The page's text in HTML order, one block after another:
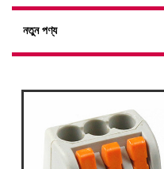
নতুন পণ্য